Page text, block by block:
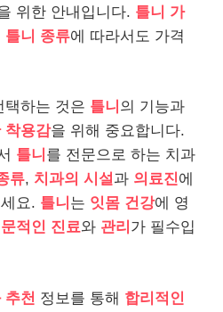
위한 안내입니다. 틀니 가
틀니 종류에 따라서도 가격
택하는 것은 틀니 의 기능과
착용감을 위해 중요합니다.
틀니 를 전문으로 하는 치과
류, 치과의 시설과 의료진에
요. 틀니 는 잇몸 건강에 영
적인 진료와 관리 가 필수입
추천 정보를 통해 합리적인